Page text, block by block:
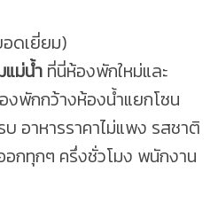
ดเยี่ยม)
แม่น้ำที่นี่ห้องพักใหม่และ
พักกว้างห้องน้ำแยกโซน
อาหารราคาไม่แพง รสชาติ
กทุกๆ ครึ่งชั่วโมง พนักงาน